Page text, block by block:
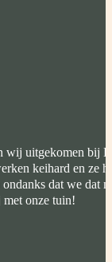
wij uitgekomen bij
keihard en ze
dat we dat
onze tuin!